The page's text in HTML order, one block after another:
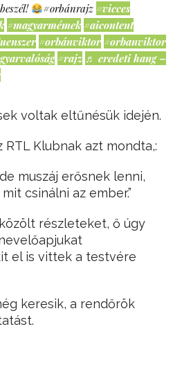
#orbánrajz #vicces
#magyarmémek #aicontent
#orbánviktor #orbanviktor
#rajz ♬ eredeti hang –
voltak eltűnésük idején.
Klubnak azt mondta,:
muszáj erősnek lenni,
csinálni az ember.”
részleteket, ő úgy
el is vittek a testvére
keresik, a rendőrök